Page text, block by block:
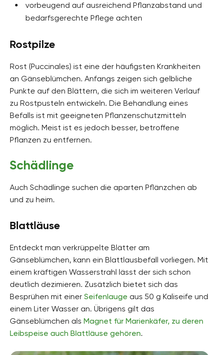
vorbeugend auf ausreichend Pflanzabstand und
bedarfsgerechte Pflege achten
Rostpilze
Rost (Puccinales) ist eine der häufigsten Krankheiten
an Gänseblümchen. Anfangs zeigen sich gelbliche
Punkte auf den Blättern, die sich im weiteren Verlauf
zu Rostpusteln entwickeln. Die Behandlung eines
Befalls ist mit geeigneten Pflanzenschutzmitteln
möglich. Meist ist es jedoch besser, betroffene
Pflanzen zu entfernen.
Schädlinge
Auch Schädlinge suchen die aparten Pflänzchen ab
und zu heim.
Blattläuse
Entdeckt man verkrüppelte Blätter am
Gänseblümchen, kann ein Blattlausbefall vorliegen. Mit
einem kräftigen Wasserstrahl lässt der sich schon
deutlich dezimieren. Zusätzlich bietet sich das
Besprühen mit einer Seifenlauge aus 50 g Kaliseife und
einem Liter Wasser an. Übrigens gilt das
Gänseblümchen als Magnet für Marienkäfer, zu deren
Leibspeise auch Blattläuse gehören.